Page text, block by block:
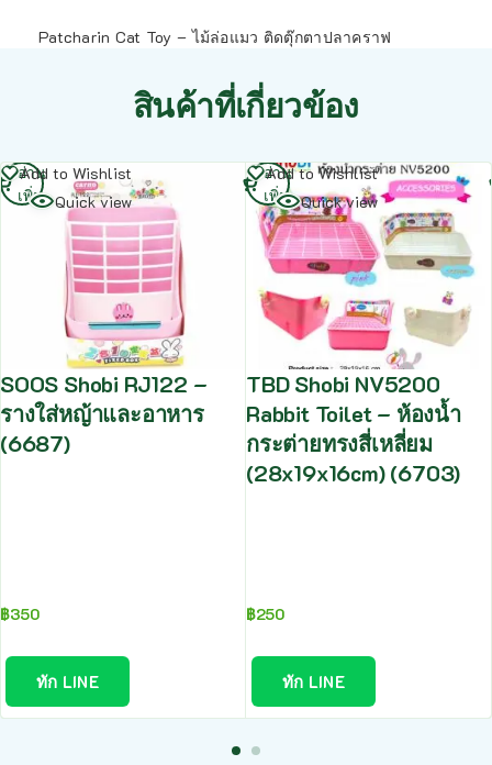
Patcharin Cat Toy – ไม้ล่อแมว ติดตุ๊กตาปลาคราฟ
สินค้าที่เกี่ยวข้อง
Add to Wishlist
Quick view
SOOS Shobi RJ122 –
รางใส่หญ้าและอาหาร
(6687)
฿350
ทัก LINE
อ่าน
เพิ่ม
Add to Wishlist
Quick view
TBD Shobi NV5200
Rabbit Toilet – ห้องน้ำ
กระต่ายทรงสี่เหลี่ยม
(28x19x16cm) (6703)
฿250
ทัก LINE
อ่าน
เพิ่ม